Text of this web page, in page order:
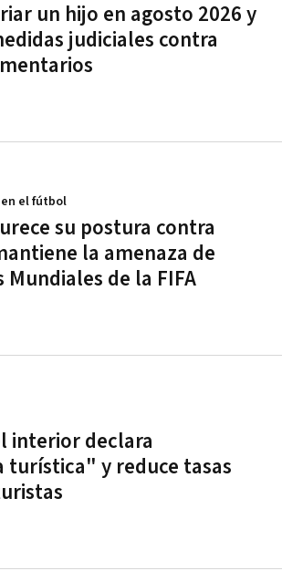
un hijo en agosto 2026 y
judiciales contra
su postura contra
la amenaza de
de la FIFA
en el fútbol
interior declara
turística" y reduce tasas